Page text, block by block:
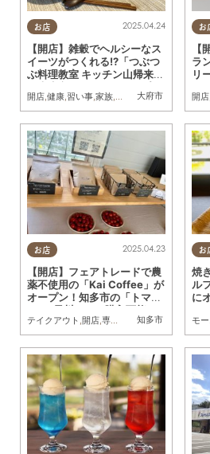
お店
大府市
2025.04.24
【開店】雑穀でヘルシーなス
イーツがつくれる!?「つぶつ
ぶ料理教室 キッチン山帰来」
が大府市に4/14(月)オープン
開店,健康,習い事,家族,KURUTOHP
お
【
ラ
リ
4/
間
開店,
お店
知多市
2025.04.23
【開店】フェアトレードで農
薬不使用の「Kai Coffee」が
オープン！知多市の「トマト
Farm早川」にて購入可能
テイクアウト ,開店,専門店
お
焼
ル
に
モ